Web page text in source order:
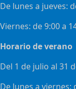
De lunes a jueves:
Viernes: de 9:00 a
Horario de verano
Del 1 de julio al 31
De lunes a viernes: